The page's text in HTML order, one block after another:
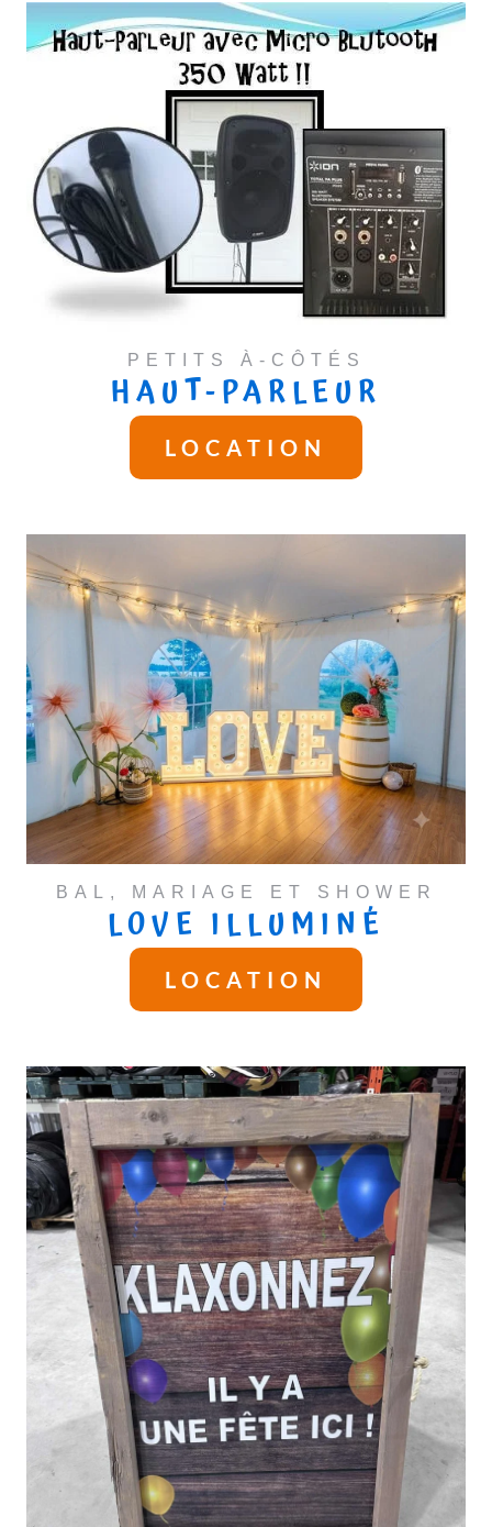
PETITS À-CÔTÉS
HAUT-PARLEUR
LOCATION
BAL, MARIAGE ET SHOWER
LOVE ILLUMINÉ
LOCATION